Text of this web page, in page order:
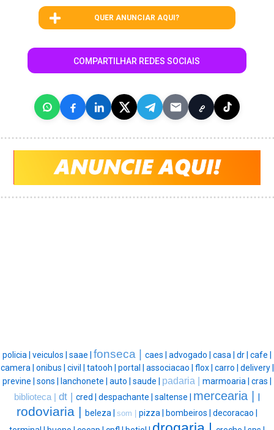
QUER ANUNCIAR AQUI?
COMPARTILHAR REDES SOCIAIS
policia | veiculos | saae | fonseca | caes | advogado | casa | dr | cafe |
camera | onibus | civil | tatooh | portal | associacao | flox | carro | delivery |
previne | sons | lanchonete | auto | saude | padaria | marmoaria | cras |
biblioteca | dt | cred | despachante | saltense | mercearia |
rodoviaria | beleza | som | pizza | bombeiros | decoracao |